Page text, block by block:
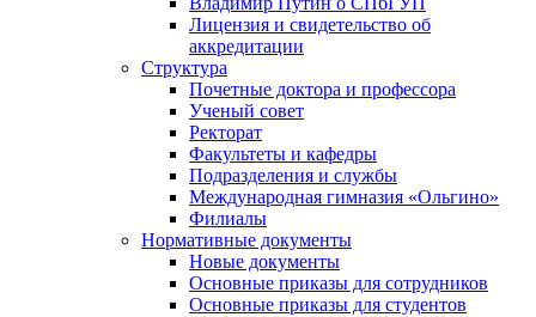
Лицензия и свидетельство об
аккредитации
Структура
Почетные доктора и профессора
Ученый совет
Ректорат
Факультеты и кафедры
Подразделения и службы
Международная гимназия «Ольгино»
Филиалы
Нормативные документы
Новые документы
Основные приказы для сотрудников
Основные приказы для студентов